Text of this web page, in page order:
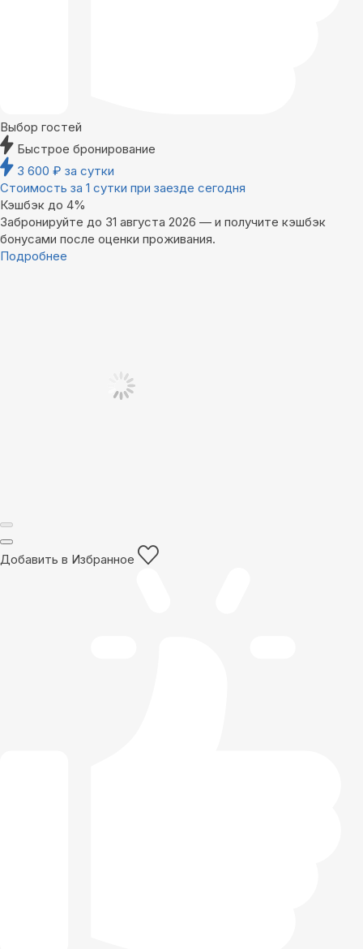
Выбор гостей
Быстрое бронирование
3 600 ₽ за сутки
Стоимость за 1 сутки при заезде сегодня
Кэшбэк до 4%
Забронируйте до 31 августа 2026 — и получите кэшбэк
бонусами после оценки проживания.
Подробнее
Добавить в Избранное